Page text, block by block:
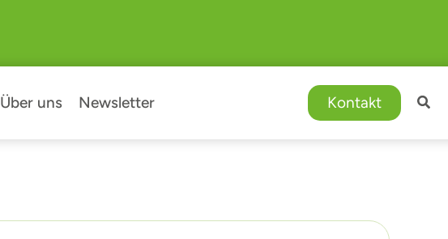
Über uns Newsletter Kontakt